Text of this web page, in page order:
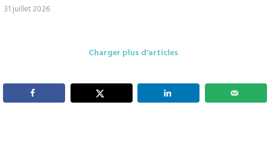
31 juillet 2026
Charger plus d'articles